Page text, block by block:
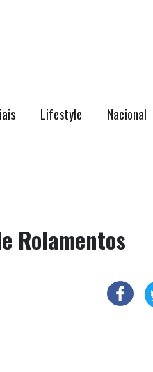
Lifestyle Nacional
Rolamentos